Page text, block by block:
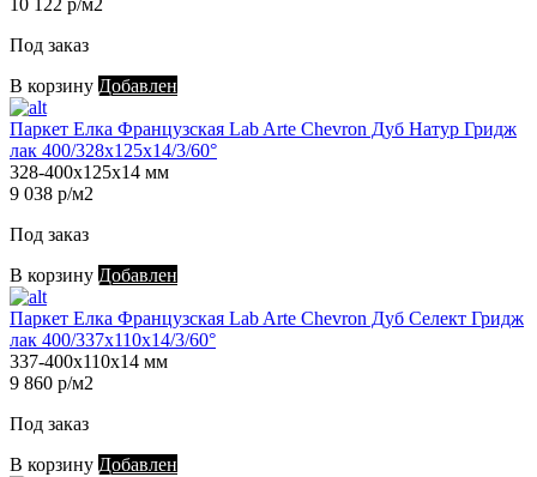
10 122 р/м2
Под заказ
В корзину Добавлен
Паркет Елка Французская Lab Arte Chevron Дуб Натур Гридж
лак 400/328х125х14/3/60°
328-400х125х14 мм
9 038 р/м2
Под заказ
В корзину Добавлен
Паркет Елка Французская Lab Arte Chevron Дуб Селект Гридж
лак 400/337х110х14/3/60°
337-400х110х14 мм
9 860 р/м2
Под заказ
В корзину Добавлен